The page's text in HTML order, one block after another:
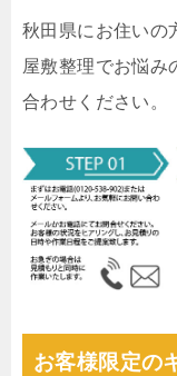
秋田県にお住いの
屋敷整理でお悩み
合わせください。
お客様限定の